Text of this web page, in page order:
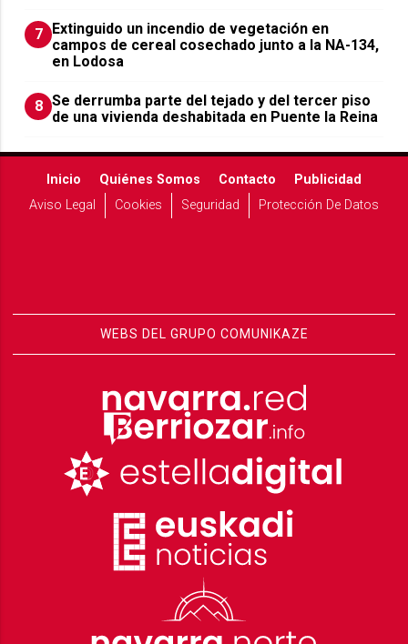
7 Extinguido un incendio de vegetación en
campos de cereal cosechado junto a la NA-134,
en Lodosa
8 Se derrumba parte del tejado y del tercer piso
de una vivienda deshabitada en Puente la Reina
Inicio Quiénes Somos Contacto
Publicidad
Aviso Legal
Cookies Seguridad Protección De Datos
WEBS DEL GRUPO COMUNIKAZE